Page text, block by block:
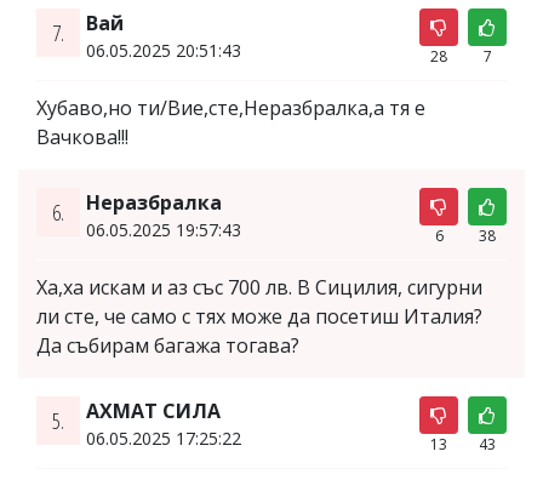
7. Вай
06.05.2025 20:51:43 28 7
Хубаво,но ти/Вие,сте,Неразбралка,а тя е
Вачкова!!!
6. Неразбралка
06.05.2025 19:57:43 6 38
Ха,ха искам и аз със 700 лв. В Сицилия, сигурни
ли сте, че само с тях може да посетиш Италия?
Да събирам багажа тогава?
5. АХМАТ СИЛА
06.05.2025 17:25:22 13 43